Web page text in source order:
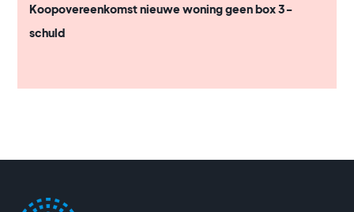
Koopovereenkomst nieuwe woning geen box 3-
schuld